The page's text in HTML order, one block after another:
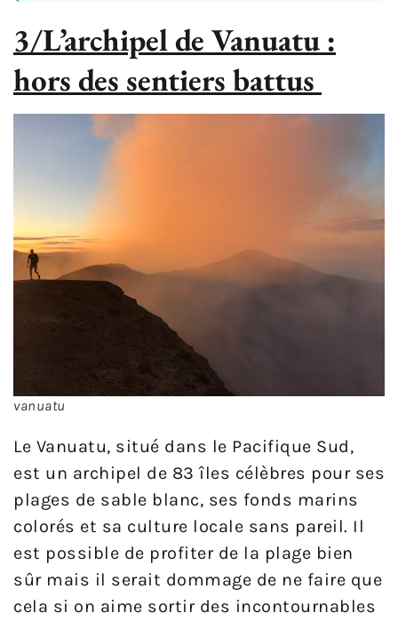
3/L’archipel de Vanuatu :
hors des sentiers battus
vanuatu
Le Vanuatu, situé dans le Pacifique Sud,
est un archipel de 83 îles célèbres pour ses
plages de sable blanc, ses fonds marins
colorés et sa culture locale sans pareil. Il
est possible de profiter de la plage bien
sûr mais il serait dommage de ne faire que
cela si on aime sortir des incontournables